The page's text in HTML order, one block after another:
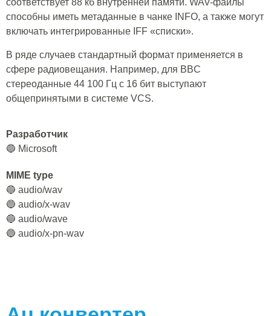
соответствует 88 кб внутренней памяти. WAV-файлы
способны иметь метаданные в чанке INFO, а также могут
включать интегрированные IFF «списки».
В ряде случаев стандартный формат применяется в
сфере радиовещания. Например, для BBC
стереоданные 44 100 Гц с 16 бит выступают
общепринятыми в системе VCS.
Разработчик
🔵 Microsoft
MIME type
🔵 audio/wav
🔵 audio/x-wav
🔵 audio/wave
🔵 audio/x-pn-wav